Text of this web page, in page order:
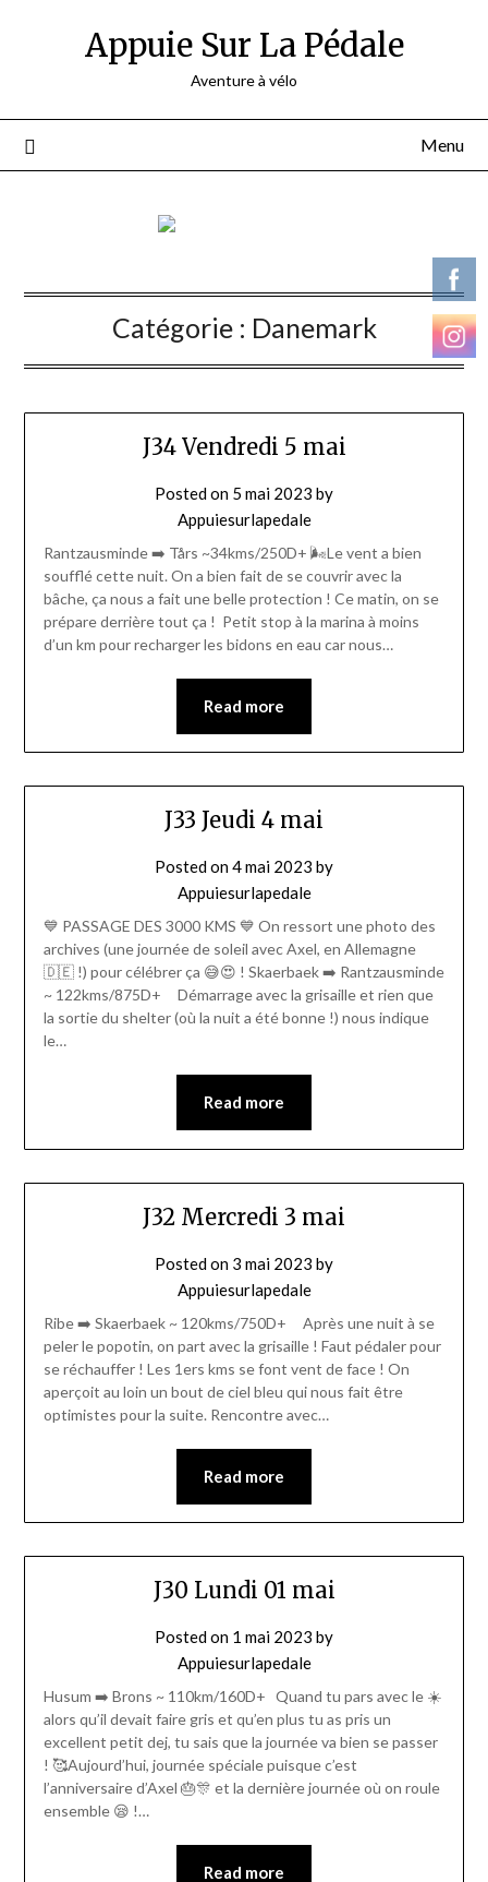
Appuie Sur La Pédale
Aventure à vélo
Menu
Catégorie : Danemark
J34 Vendredi 5 mai
Posted on 5 mai 2023 by
Appuiesurlapedale
Rantzausminde ➡️ Tårs ~34kms/250D+ 🌬️Le vent a bien
soufflé cette nuit. On a bien fait de se couvrir avec la
bâche, ça nous a fait une belle protection ! Ce matin, on se
prépare derrière tout ça ! Petit stop à la marina à moins
d’un km pour recharger les bidons en eau car nous…
Read more
J33 Jeudi 4 mai
Posted on4 mai 2023 by
Appuiesurlapedale
💙 PASSAGE DES 3000 KMS 💙 On ressort une photo des
archives (une journée de soleil avec Axel, en Allemagne
🇩🇪 !) pour célébrer ça 😅😍 ! Skaerbaek ➡️ Rantzausminde
~ 122kms/875D+ Démarrage avec la grisaille et rien que
la sortie du shelter (où la nuit a été bonne !) nous indique
le…
Read more
J32 Mercredi 3 mai
Posted on 3 mai 2023 by
Appuiesurlapedale
Ribe ➡️ Skaerbaek ~ 120kms/750D+ Après une nuit à se
peler le popotin, on part avec la grisaille ! Faut pédaler pour
se réchauffer ! Les 1ers kms se font vent de face ! On
aperçoit au loin un bout de ciel bleu qui nous fait être
optimistes pour la suite. Rencontre avec…
Read more
J30 Lundi 01 mai
Posted on 1 mai 2023 by
Appuiesurlapedale
Husum ➡️ Brons ~ 110km/160D+ Quand tu pars avec le ☀️
alors qu’il devait faire gris et qu’en plus tu as pris un
excellent petit dej, tu sais que la journée va bien se passer
! 🥰Aujourd’hui, journée spéciale puisque c’est
l’anniversaire d’Axel 🎂🎊 et la dernière journée où on roule
ensemble 😪 !…
Read more